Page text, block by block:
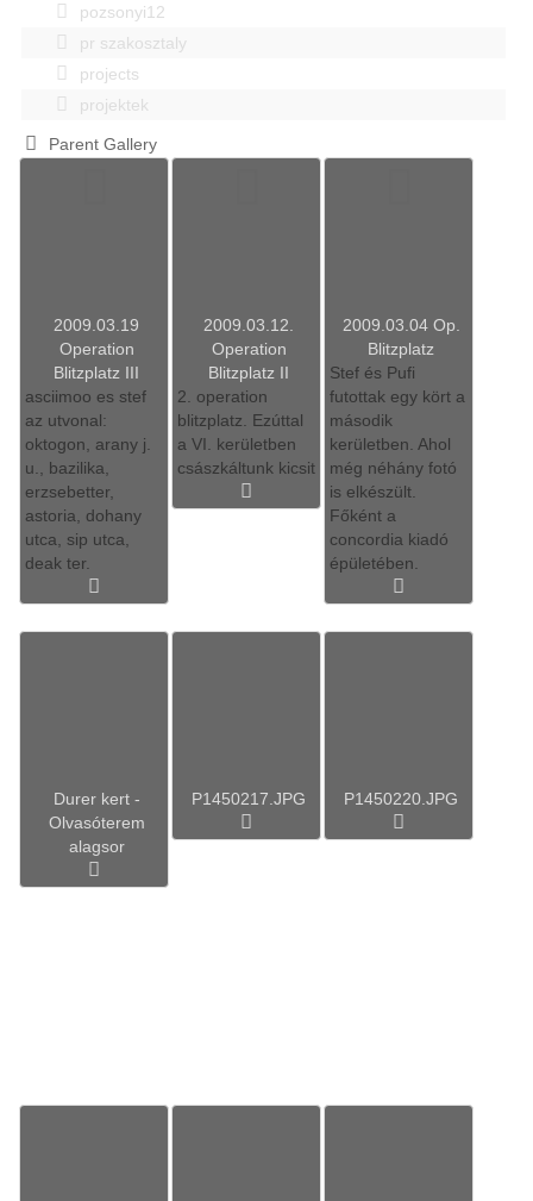
pozsonyi12
pr szakosztaly
projects
projektek
Parent Gallery
2009.03.19
Operation
Blitzplatz III
asciimoo es stef
az utvonal:
oktogon, arany j.
u., bazilika,
erzsebetter,
astoria, dohany
utca, sip utca,
deak ter.
2009.03.12.
Operation
Blitzplatz II
2. operation
blitzplatz. Ezúttal
a VI. kerületben
császkáltunk kicsit
2009.03.04 Op.
Blitzplatz
Stef és Pufi
futottak egy kört a
második
kerületben. Ahol
még néhány fotó
is elkészült.
Főként a
concordia kiadó
épületében.
Durer kert -
Olvasóterem
alagsor
P1450217.JPG P1450220.JPG